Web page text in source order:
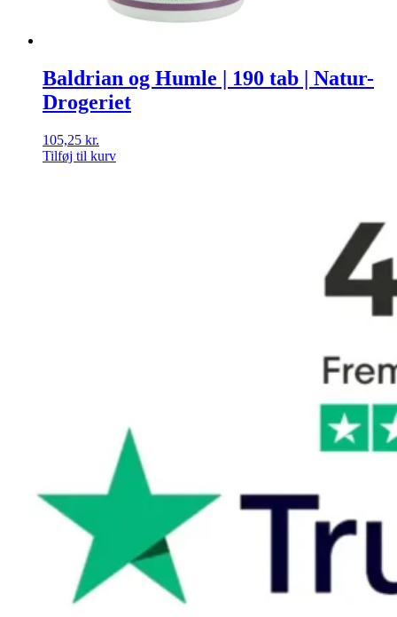
Baldrian og Humle | 190 tab | Natur-
Drogeriet
105,25 kr.
Tilføj til kurv